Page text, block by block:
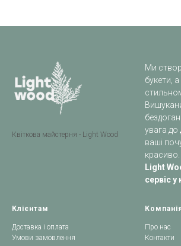
Квіткова майстерня - Light Wood
Ми
букети, а
увага
ваші
красиво.
Light
сервіс у
Клієнтам
Доставка і оплата
Умови замовлення
Про нас
Контакти